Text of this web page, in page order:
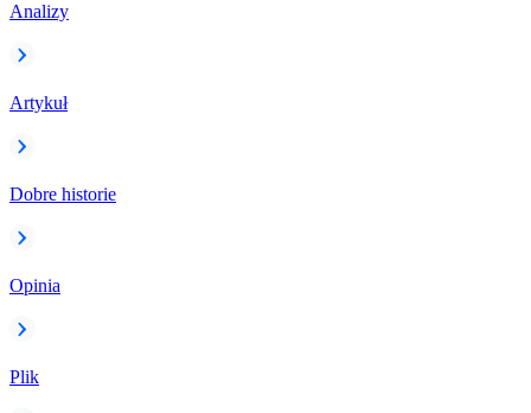
Analizy
Artykuł
Dobre historie
Opinia
Plik